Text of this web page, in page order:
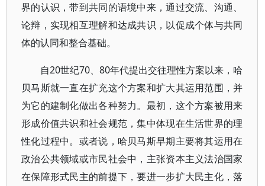
界的认识，带到共同的语境中来，通过交流、沟通、
论辩，实现相互理解和达成共识，以促成个体与共同
体的认同和整合基础。
自20世纪70、80年代提出交往理性方案以来，哈
贝马斯就一直在扩充这个方案和扩大其运用范围，并
为它的建制化做出各种努力。最初，这个方案被用来
形成价值共识和社会规范，集中体现在生活世界的理
性化过程中。或者说，哈贝马斯早期主要将其运用在
政治公共领域或市民社会中，主张资本主义法治国家
在保障形式民主的前提下，要进一步扩大民主化，落